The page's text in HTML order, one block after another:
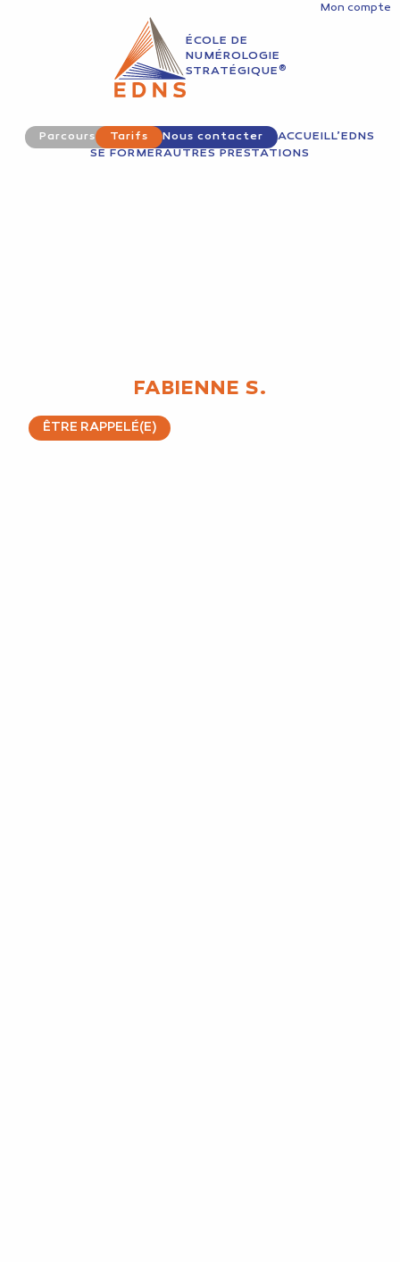
Mon compte
ÉCOLE DE
NUMÉROLOGIE
STRATÉGIQUE®
Parcours Tarifs Nous contacter ACCUEILL’EDNS
SE FORMERAUTRES PRESTATIONS
FABIENNE S.
ÊTRE RAPPELÉ(E)